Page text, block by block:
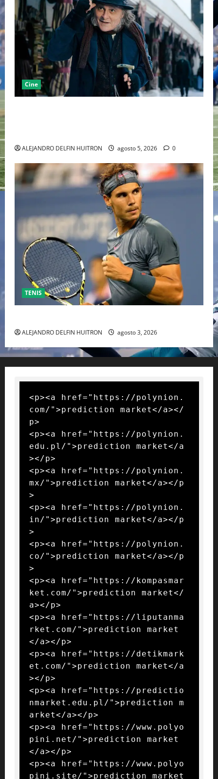
Cine
ALEJANDRO DELFIN HUITRON agosto 5, 2026 0
TENIS
ALEJANDRO DELFIN HUITRON agosto 3, 2026
<p><a href="https://polynion.
com/">prediction market</a></
p>
<p><a href="https://polynion.
edu.pl/">prediction market</a
></p>
<p><a href="https://polynion.
mx/">prediction market</a></p
>
<p><a href="https://polynion.
in/">prediction market</a></p
>
<p><a href="https://polynion.
co/">prediction market</a></p
>
<p><a href="https://kompasmar
ket.com/">prediction market</
a></p>
<p><a href="https://liputanma
rket.com/">prediction market
</a></p>
<p><a href="https://detikmark
et.com/">prediction market</a
></p>
<p><a href="https://predictio
nmarket.edu.pl/">prediction m
arket</a></p>
<p><a href="https://www.polyo
pini.net/">prediction market
</a></p>
<p><a href="https://www.polyo
pini.site/">prediction market